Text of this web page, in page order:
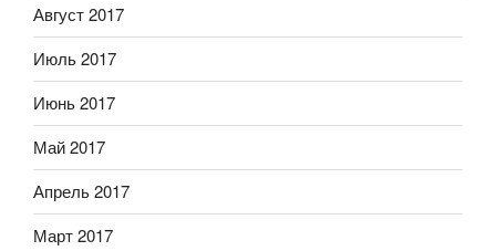
Август 2017
Июль 2017
Июнь 2017
Май 2017
Апрель 2017
Март 2017